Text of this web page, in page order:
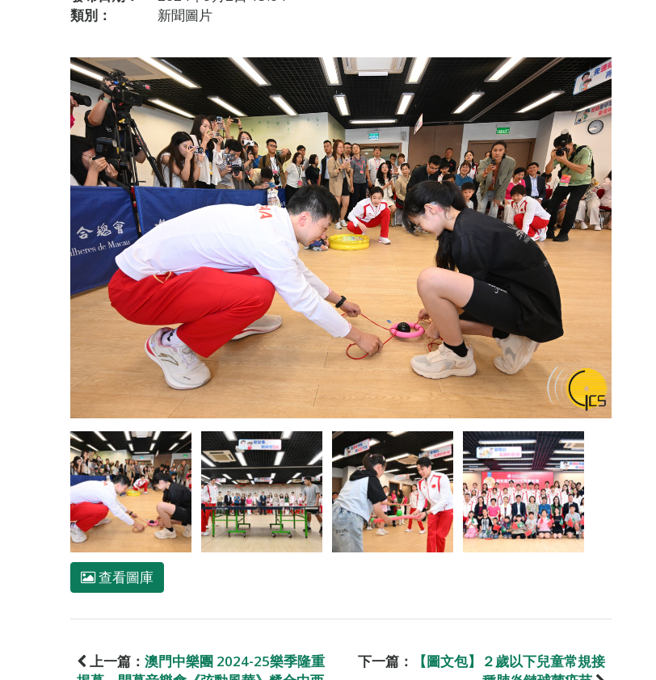
類別：
新聞圖片
查看圖庫
上一篇： 澳門中樂團 2024-25樂季隆重
下一篇：
【圖文包】２歲以下兒童常規接